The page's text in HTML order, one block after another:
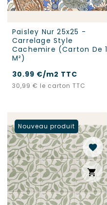
Paisley Nur 25x25 -
Carrelage Style
Cachemire (carton De 1
M²)
30.99 €/m2 TTC
30,99 € le carton TTC
Nouveau produit
favorite
shopping_cart